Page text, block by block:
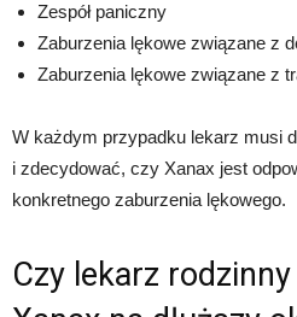
Zespół paniczny
Zaburzenia lękowe związane z
Zaburzenia lękowe związane z
W każdym przypadku lekarz musi
i zdecydować, czy Xanax jest
konkretnego zaburzenia lękowego.
Czy lekarz